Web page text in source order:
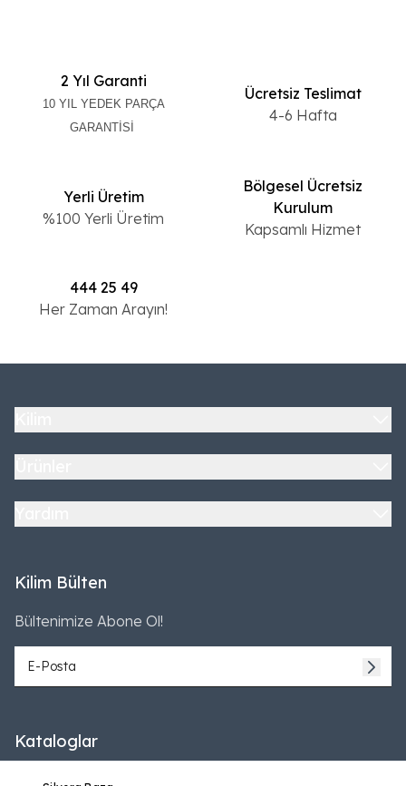
2 Yıl Garanti
10 YIL YEDEK PARÇA
GARANTİSİ
Ücretsiz Teslimat
4-6 Hafta
Yerli Üretim
%100 Yerli Üretim
Bölgesel Ücretsiz
Kurulum
Kapsamlı Hizmet
444 25 49
Her Zaman Arayın!
Kataloglar
2024
Kilim Bülten
Bültenimize Abone Ol!